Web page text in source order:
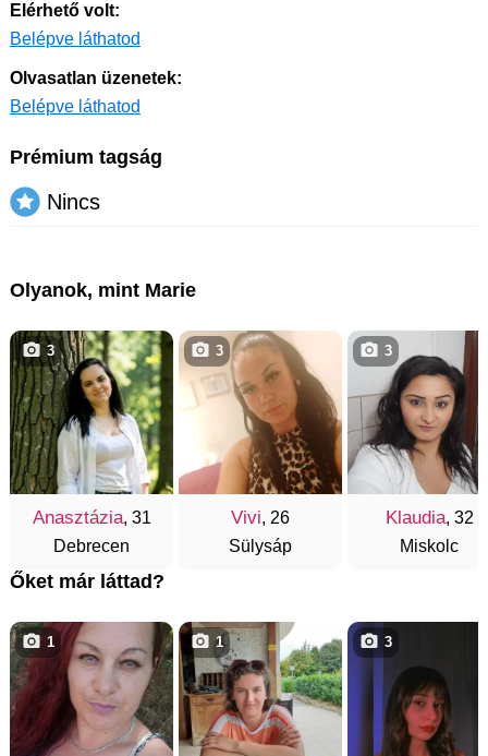
Elérhető volt:
Belépve láthatod
Olvasatlan üzenetek:
Belépve láthatod
Prémium tagság
Nincs
Olyanok, mint Marie
Anasztázia, 31
Debrecen
3
Vivi, 26
Sülysáp
3
Klaudia, 32
Miskolc
3
Őket már láttad?
1 1 3